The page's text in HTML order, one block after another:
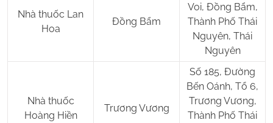
Nhà thuốc Lan
Hoa
Đồng Bẩm
Voi, Đồng Bẩm,
Thành Phố Thái
Nguyên, Thái
Nguyên
Nhà thuốc
Hoàng Hiền
Trương Vương
Số 185, Đường
Bến Oánh, Tổ 6,
Trương Vương,
Thành Phố Thái